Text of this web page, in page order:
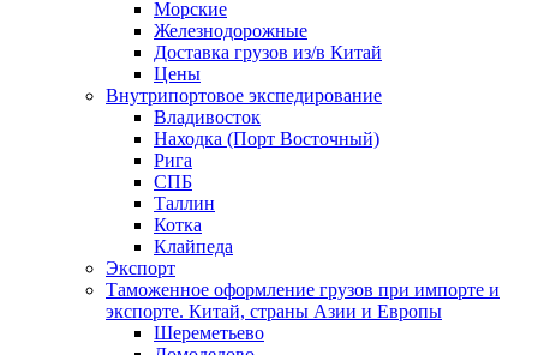
Морские
Железнодорожные
Доставка грузов из/в Китай
Цены
Внутрипортовое экспедирование
Владивосток
Находка (Порт Восточный)
Рига
СПБ
Таллин
Котка
Клайпеда
Экспорт
Таможенное оформление грузов при импорте и
экспорте. Китай, страны Азии и Европы
Шереметьево